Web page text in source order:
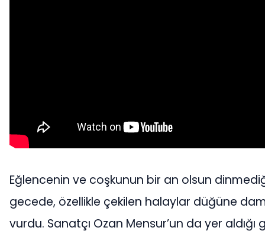
Eğlencenin ve coşkunun bir an olsun
gecede, özellikle çekilen halaylar düğüne
vurdu. Sanatçı Ozan Mensur’un da yer aldığı